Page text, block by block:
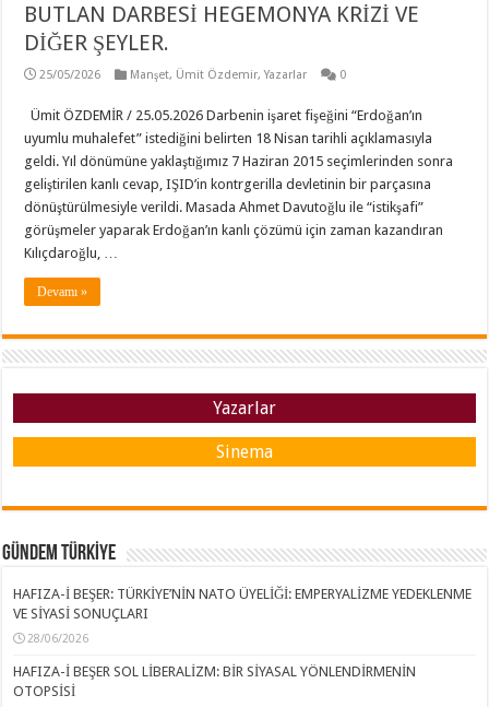
BUTLAN DARBESİ HEGEMONYA KRİZİ VE
DİĞER ŞEYLER.
25/05/2026 Manşet, Ümit Özdemir,Yazarlar 0
Ümit ÖZDEMİR / 25.05.2026 Darbenin işaret fişeğini “Erdoğan’ın
uyumlu muhalefet” istediğini belirten 18 Nisan tarihli açıklamasıyla
geldi. Yıl dönümüne yaklaştığımız 7 Haziran 2015 seçimlerinden sonra
geliştirilen kanlı cevap, IŞID’in kontrgerilla devletinin bir parçasına
dönüştürülmesiyle verildi. Masada Ahmet Davutoğlu ile “istikşafi”
görüşmeler yaparak Erdoğan’ın kanlı çözümü için zaman kazandıran
Kılıçdaroğlu, …
Devamı »
Yazarlar
Sinema
GÜNDEM TÜRKİYE
HAFIZA-İ BEŞER: TÜRKİYE’NİN NATO ÜYELİĞİ: EMPERYALİZME YEDEKLENME
VE SİYASİ SONUÇLARI
28/06/2026
HAFIZA-İ BEŞER SOL LİBERALİZM: BİR SİYASAL YÖNLENDİRMENİN
OTOPSİSİ